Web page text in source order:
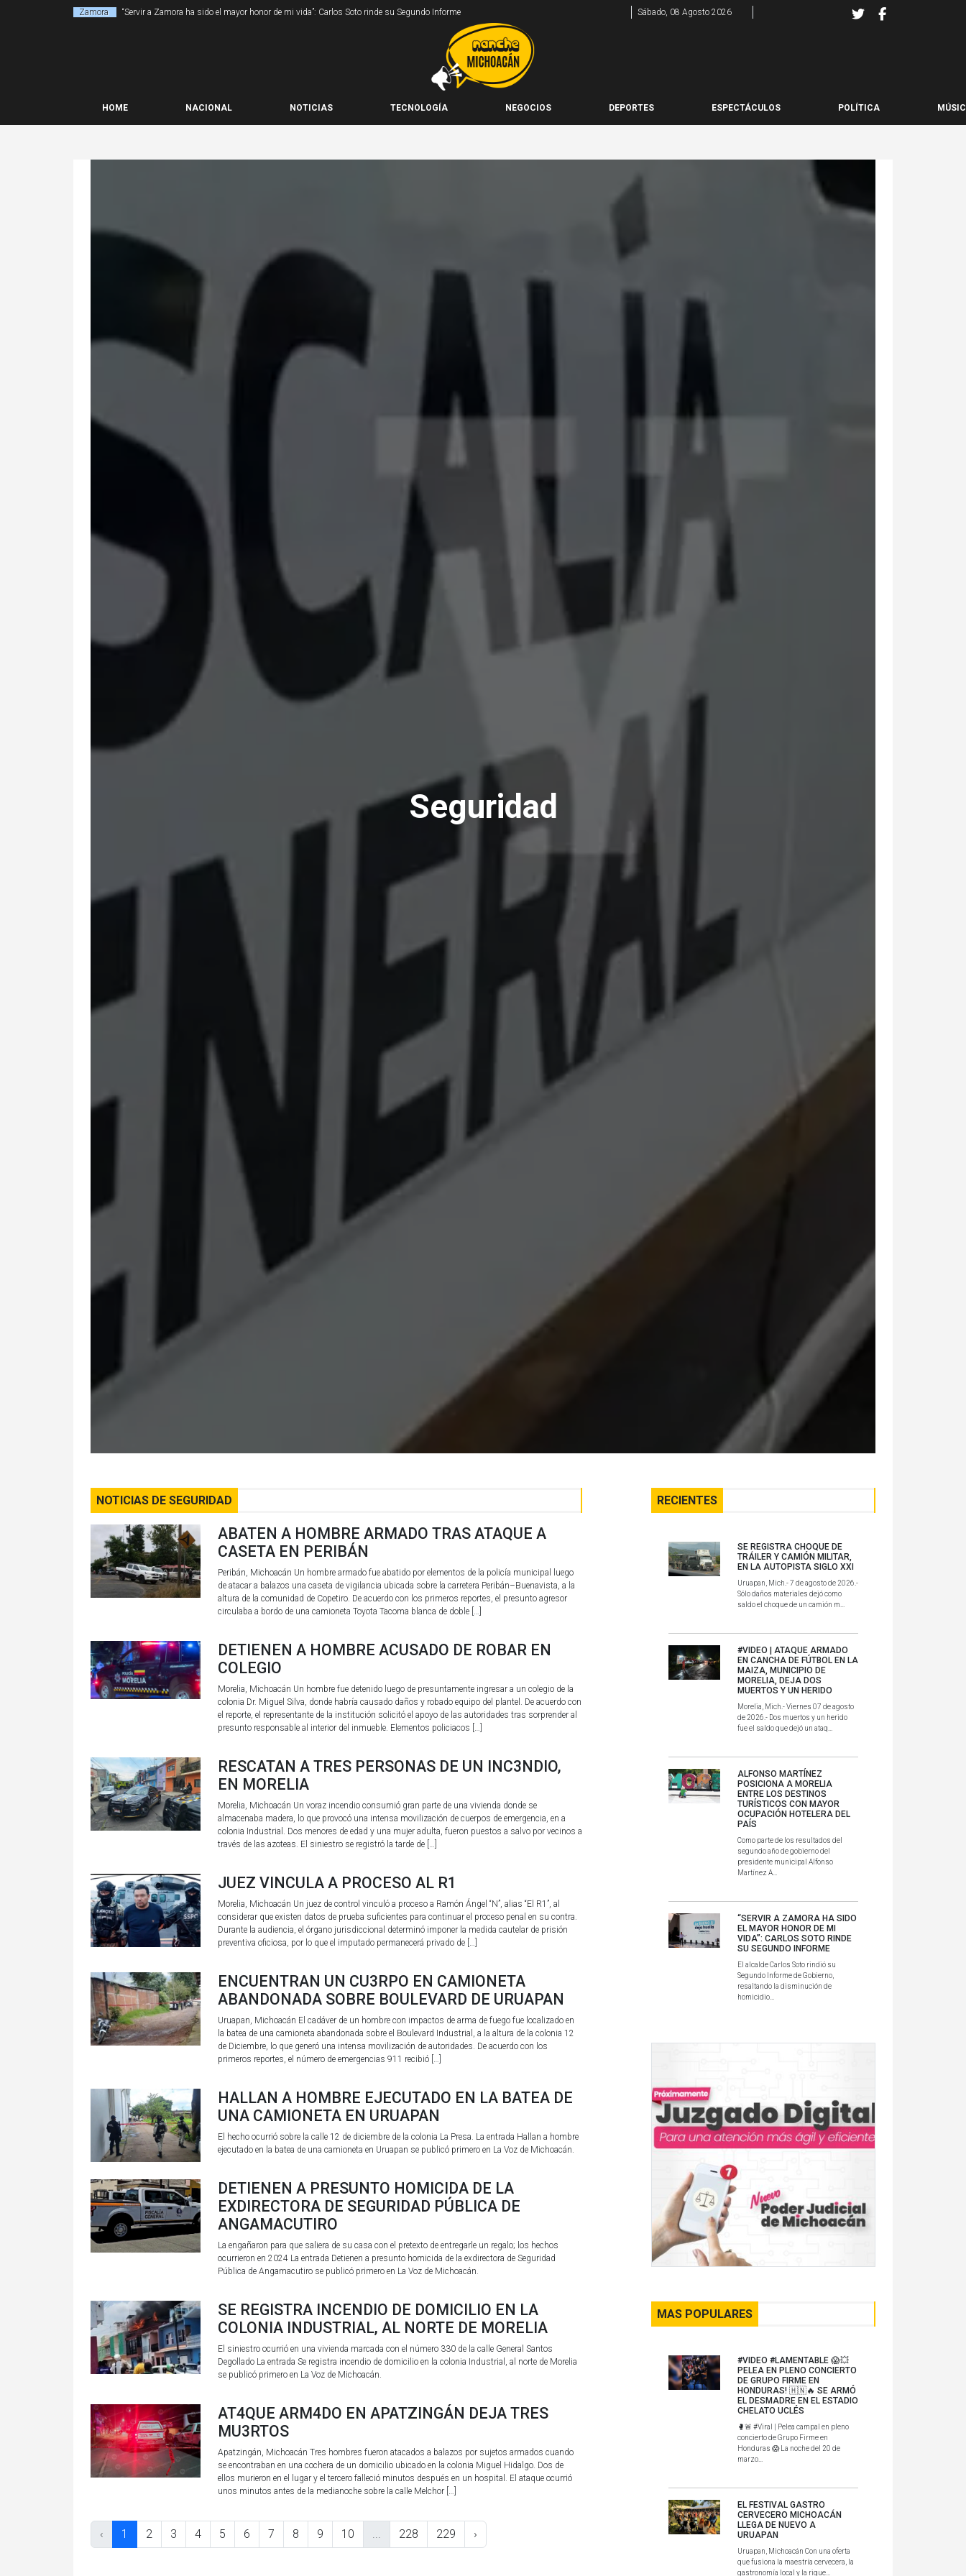
Zamora “Servir a Zamora ha sido el mayor honor de mi vida”: Carlos Soto rinde su Segundo Informe Sábado, 08 Agosto 2026
HOME NACIONAL NOTICIAS TECNOLOGÍA NEGOCIOS DEPORTES ESPECTÁCULOS POLÍTICA
Seguridad
NOTICIAS DE SEGURIDAD
ABATEN A HOMBRE ARMADO TRAS ATAQUE A
CASETA EN PERIBÁN
Peribán, Michoacán Un hombre armado fue abatido por elementos de la policía municipal luego
de atacar a balazos una caseta de vigilancia ubicada sobre la carretera Peribán–Buenavista, a la
altura de la comunidad de Copetiro. De acuerdo con los primeros reportes, el presunto agresor
circulaba a bordo de una camioneta Toyota Tacoma blanca de doble […]
DETIENEN A HOMBRE ACUSADO DE ROBAR EN
COLEGIO
Morelia, Michoacán Un hombre fue detenido luego de presuntamente ingresar a un colegio de la
colonia Dr. Miguel Silva, donde habría causado daños y robado equipo del plantel. De acuerdo con
el reporte, el representante de la institución solicitó el apoyo de las autoridades tras sorprender al
presunto responsable al interior del inmueble. Elementos policiacos […]
RESCATAN A TRES PERSONAS DE UN INC3NDIO,
EN MORELIA
Morelia, Michoacán Un voraz incendio consumió gran parte de una vivienda donde se
almacenaba madera, lo que provocó una intensa movilización de cuerpos de emergencia, en a
colonia Industrial. Dos menores de edad y una mujer adulta, fueron puestos a salvo por vecinos a
través de las azoteas. El siniestro se registró la tarde de […]
JUEZ VINCULA A PROCESO AL R1
Morelia, Michoacán Un juez de control vinculó a proceso a Ramón Ángel “N”, alias “El R1”, al
considerar que existen datos de prueba suficientes para continuar el proceso penal en su contra.
Durante la audiencia, el órgano jurisdiccional determinó imponer la medida cautelar de prisión
preventiva oficiosa, por lo que el imputado permanecerá privado de […]
ENCUENTRAN UN CU3RPO EN CAMIONETA
ABANDONADA SOBRE BOULEVARD DE URUAPAN
Uruapan, Michoacán El cadáver de un hombre con impactos de arma de fuego fue localizado en
la batea de una camioneta abandonada sobre el Boulevard Industrial, a la altura de la colonia 12
de Diciembre, lo que generó una intensa movilización de autoridades. De acuerdo con los
primeros reportes, el número de emergencias 911 recibió […]
HALLAN A HOMBRE EJECUTADO EN LA BATEA DE
UNA CAMIONETA EN URUAPAN
El hecho ocurrió sobre la calle 12 de diciembre de la colonia La Presa. La entrada Hallan a hombre
ejecutado en la batea de una camioneta en Uruapan se publicó primero en La Voz de Michoacán.
DETIENEN A PRESUNTO HOMICIDA DE LA
EXDIRECTORA DE SEGURIDAD PÚBLICA DE
ANGAMACUTIRO
La engañaron para que saliera de su casa con el pretexto de entregarle un regalo; los hechos
ocurrieron en 2024 La entrada Detienen a presunto homicida de la exdirectora de Seguridad
Pública de Angamacutiro se publicó primero en La Voz de Michoacán.
SE REGISTRA INCENDIO DE DOMICILIO EN LA
COLONIA INDUSTRIAL, AL NORTE DE MORELIA
El siniestro ocurrió en una vivienda marcada con el número 330 de la calle General Santos
Degollado La entrada Se registra incendio de domicilio en la colonia Industrial, al norte de Morelia
se publicó primero en La Voz de Michoacán.
AT4QUE ARM4DO EN APATZINGÁN DEJA TRES
MU3RTOS
Apatzingán, Michoacán Tres hombres fueron atacados a balazos por sujetos armados cuando
se encontraban en una cochera de un domicilio ubicado en la colonia Miguel Hidalgo. Dos de
ellos murieron en el lugar y el tercero falleció minutos después en un hospital. El ataque ocurrió
unos minutos antes de la medianoche sobre la calle Melchor […]
‹ 1 2 3 4 5 6 7 8 9 10 228 229 ›
RECIENTES
SE REGISTRA CHOQUE DE
TRÁILER Y CAMIÓN MILITAR,
EN LA AUTOPISTA SIGLO XXI
Uruapan, Mich.- 7 de agosto de 2026.-
Sólo daños materiales dejó como
saldo el choque de un camión m...
#VIDEO | ATAQUE ARMADO
EN CANCHA DE FÚTBOL EN LA
MAIZA, MUNICIPIO DE
MORELIA, DEJA DOS
MUERTOS Y UN HERIDO
Morelia, Mich.- Viernes 07 de agosto
de 2026.- Dos muertos y un herido
fue el saldo que dejó un ataq...
ALFONSO MARTÍNEZ
POSICIONA A MORELIA
ENTRE LOS DESTINOS
TURÍSTICOS CON MAYOR
OCUPACIÓN HOTELERA DEL
PAÍS
Como parte de los resultados del
segundo año de gobierno del
presidente municipal Alfonso
Martínez A...
“SERVIR A ZAMORA HA SIDO
EL MAYOR HONOR DE MI
VIDA”: CARLOS SOTO RINDE
SU SEGUNDO INFORME
El alcalde Carlos Soto rindió su
Segundo Informe de Gobierno,
resaltando la disminución de
homicidio...
MAS POPULARES
#VIDEO #LAMENTABLE 😱💥
PELEA EN PLENO CONCIERTO
DE GRUPO FIRME EN
HONDURAS! 🇭🇳🔥 SE ARMÓ
EL DESMADRE EN EL ESTADIO
CHELATO UCLÉS
🥊🚨 #Viral | Pelea campal en pleno
concierto de Grupo Firme en
Honduras 😱 La noche del 20 de
marzo...
EL FESTIVAL GASTRO
CERVECERO MICHOACÁN
LLEGA DE NUEVO A
URUAPAN
Uruapan, Michoacán Con una oferta
que fusiona la maestría cervecera, la
gastronomía local y la rique...